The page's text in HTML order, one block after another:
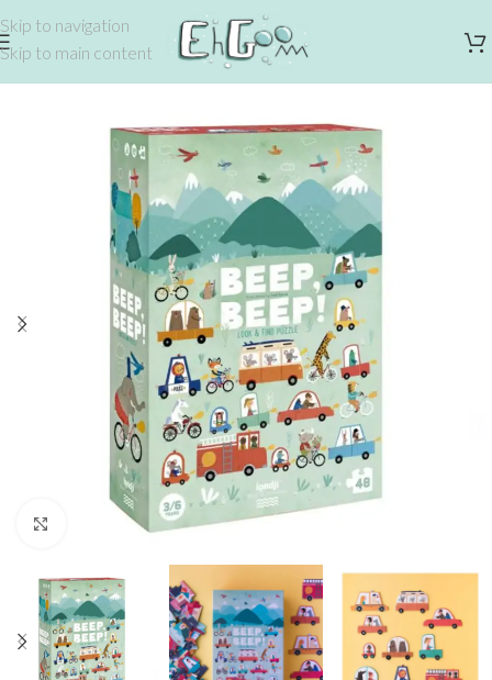
Skip to navigation
Skip to main content
Click to enlarge